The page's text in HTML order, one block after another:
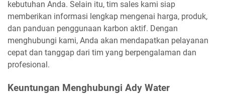
kebutuhan Anda. Selain itu, tim sales kami siap
memberikan informasi lengkap mengenai harga, produk,
dan panduan penggunaan karbon aktif. Dengan
menghubungi kami, Anda akan mendapatkan pelayanan
cepat dan tanggap dari tim yang berpengalaman dan
profesional.
Keuntungan Menghubungi Ady Water